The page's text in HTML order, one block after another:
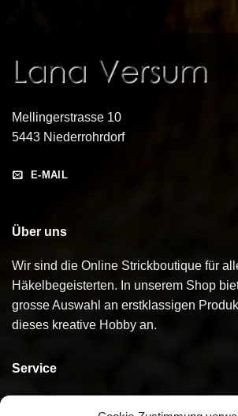
Mellingerstrasse 10
5443 Niederrohrdorf
E-MAIL
Über uns
Wir sind die Online Strickboutique für
Häkelbegeisterten. In unserem Shop
grosse Auswahl an erstklassigen
dieses kreative Hobby an.
Service